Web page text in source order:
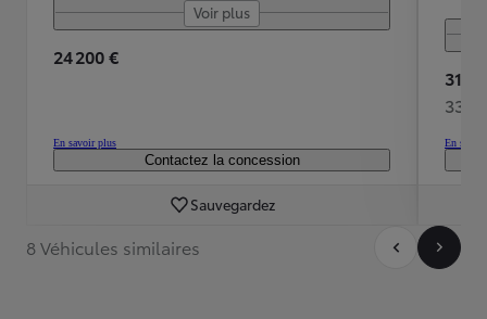
Voir plus
24 200 €
En savoir plus
Contactez la concession
Sauvegardez
31
337
En
8 Véhicules similaires